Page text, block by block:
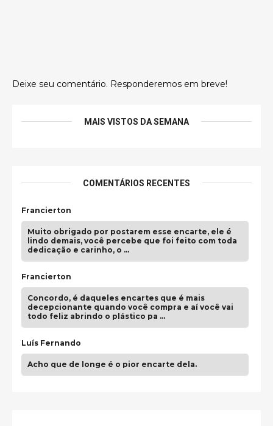
Deixe seu comentário. Responderemos em breve!
MAIS VISTOS DA SEMANA
COMENTÁRIOS RECENTES
Francierton
Muito obrigado por postarem esse encarte, ele é
lindo demais, você percebe que foi feito com toda
dedicação e carinho, o …
Francierton
Concordo, é daqueles encartes que é mais
decepcionante quando você compra e aí você vai
todo feliz abrindo o plástico pa …
Luís Fernando
Acho que de longe é o pior encarte dela.